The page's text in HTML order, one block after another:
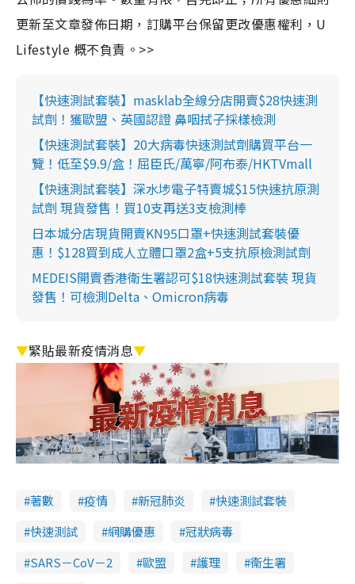
更新至文章發佈日期，訂購平台保留更改優惠權利，U
Lifestyle 概不負責。>>
【快速測試套裝】masklab全線分店開賣$28快速測
試劑！獲歐盟、英國認證 鼻咽拭子採樣檢測
【快速測試套裝】20大病毒快速測試劑購買平台一
覽！低至$9.9/盒！屈臣氏/萬寧/阿布泰/HKTVmall
【快速測試套裝】深水埗電子特賣城$15快速抗原測
試劑 現貨發售！買10支再送3支檢測棒
日本城分店現貨開賣KN95口罩+快速測試套裝優
惠！$128買到成人立體口罩2盒+5支抗原檢測試劑
MEDEIS開賣香港衛生署認可$18快速測試套裝 現貨
發售！可檢測Delta、Omicron病毒
▼緊貼最新疫情消息▼
著數 疫情 新冠肺炎
快速測試套裝
快速測試
網購優惠
冠狀病毒
SARS－CoV－2
歐盟 護理
衞生署